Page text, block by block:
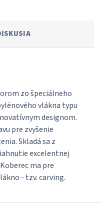
zo špeciálneho
vlákna typu
designom.
pre zvyšenie
Skladá sa z
excelentnej
ma pre
- tzv. carving.